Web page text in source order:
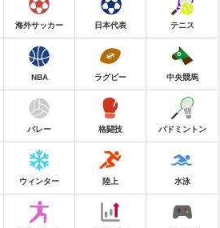
海外サッカー 日本代表 テニス
NBA ラグビー 中央競馬
バレー 格闘技 バドミントン
ウィンター 陸上 水泳